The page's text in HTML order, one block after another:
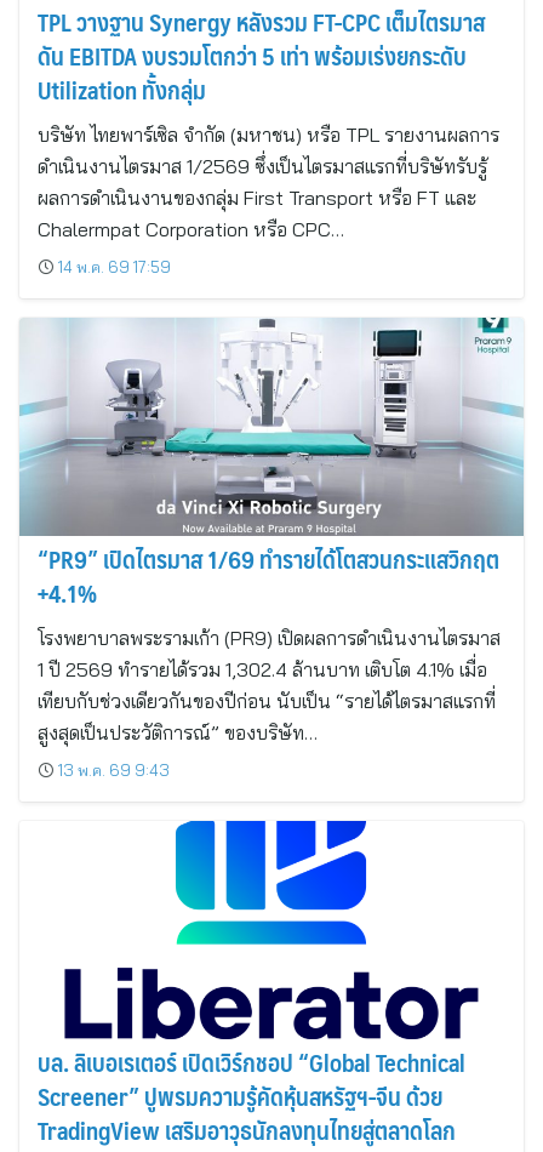
TPL วางฐาน Synergy หลังรวม FT-CPC เต็มไตรมาส
ดัน EBITDA งบรวมโตกว่า 5 เท่า พร้อมเร่งยกระดับ
Utilization ทั้งกลุ่ม
บริษัท ไทยพาร์เซิล จำกัด (มหาชน) หรือ TPL รายงานผลการ
ดำเนินงานไตรมาส 1/2569 ซึ่งเป็นไตรมาสแรกที่บริษัทรับรู้
ผลการดำเนินงานของกลุ่ม First Transport หรือ FT และ
Chalermpat Corporation หรือ CPC…
14 พ.ค. 69 17:59
“PR9” เปิดไตรมาส 1/69 ทำรายได้โตสวนกระแสวิกฤต
+4.1%
โรงพยาบาลพระรามเก้า (PR9) เปิดผลการดำเนินงานไตรมาส
1 ปี 2569 ทำรายได้รวม 1,302.4 ล้านบาท เติบโต 4.1% เมื่อ
เทียบกับช่วงเดียวกันของปีก่อน นับเป็น “รายได้ไตรมาสแรกที่
สูงสุดเป็นประวัติการณ์” ของบริษัท…
13 พ.ค. 69 9:43
บล. ลิเบอเรเตอร์ เปิดเวิร์กชอป “Global Technical
Screener” ปูพรมความรู้คัดหุ้นสหรัฐฯ-จีน ด้วย
TradingView เสริมอาวุธนักลงทุนไทยสู่ตลาดโลก